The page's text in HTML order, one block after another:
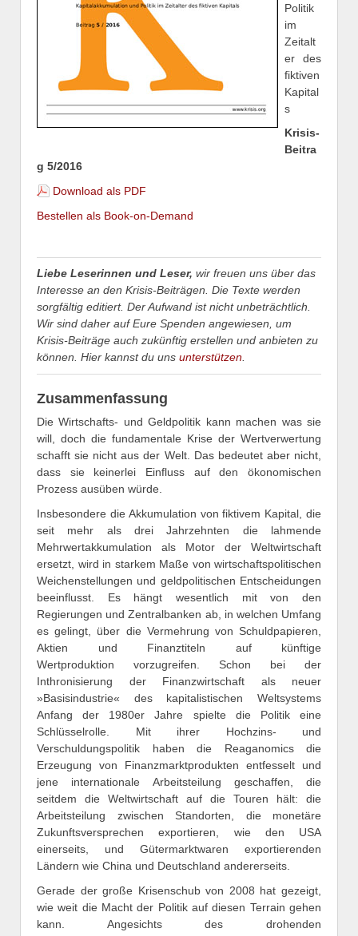
Politik
im
Zeitalt
er des
fiktiven
Kapital
s
Krisis-
Beitra
g 5/2016
Download als PDF
Bestellen als Book-on-Demand
Liebe Leserinnen und Leser, wir freuen uns über das
Interesse an den Krisis-Beiträgen. Die Texte werden
sorgfältig editiert. Der Aufwand ist nicht unbeträchtlich.
Wir sind daher auf Eure Spenden angewiesen, um
Krisis-Beiträge auch zukünftig erstellen und anbieten zu
können. Hier kannst du uns unterstützen.
Zusammenfassung
Die Wirtschafts- und Geldpolitik kann machen was sie
will, doch die fundamentale Krise der Wertverwertung
schafft sie nicht aus der Welt. Das bedeutet aber nicht,
dass sie keinerlei Einfluss auf den ökonomischen
Prozess ausüben würde.
Insbesondere die Akkumulation von fiktivem Kapital, die
seit mehr als drei Jahrzehnten die lahmende
Mehrwertakkumulation als Motor der Weltwirtschaft
ersetzt, wird in starkem Maße von wirtschaftspolitischen
Weichenstellungen und geldpolitischen Entscheidungen
beeinflusst. Es hängt wesentlich mit von den
Regierungen und Zentralbanken ab, in welchen Umfang
es gelingt, über die Vermehrung von Schuldpapieren,
Aktien und Finanztiteln auf künftige
Wertproduktion vorzugreifen. Schon bei der
Inthronisierung der Finanzwirtschaft als neuer
»Basisindustrie« des kapitalistischen Weltsystems
Anfang der 1980er Jahre spielte die Politik eine
Schlüsselrolle. Mit ihrer Hochzins- und
Verschuldungspolitik haben die Reaganomics die
Erzeugung von Finanzmarktprodukten entfesselt und
jene internationale Arbeitsteilung geschaffen, die
seitdem die Weltwirtschaft auf die Touren hält: die
Arbeitsteilung zwischen Standorten, die monetäre
Zukunftsversprechen exportieren, wie den USA
einerseits, und Gütermarktwaren exportierenden
Ländern wie China und Deutschland andererseits.
Gerade der große Krisenschub von 2008 hat gezeigt,
wie weit die Macht der Politik auf diesen Terrain gehen
kann. Angesichts des drohenden